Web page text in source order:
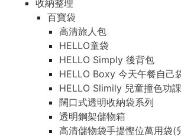
收納整理
百寶袋
高清旅人包
HELLO童袋
HELLO Simply 後背包
HELLO Boxy 今天午餐自己
HELLO Slimily 兒童撞色功
闊口式透明收納袋系列
透明鋼架儲物箱
高清儲物袋手提慳位萬用袋(